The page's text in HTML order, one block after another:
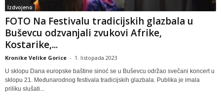
Izdvojeno
FOTO Na Festivalu tradicijskih glazbala u
Buševcu odzvanjali zvukovi Afrike,
Kostarike,...
Kronike Velike Gorice - 1. listopada 2023
U sklopu Dana europske baštine sinoć se u Buševcu održao svečani koncert u
sklopu 21. Međunarodnog festivala tradicijskih glazbala. Publika je imala
priliku slušati...